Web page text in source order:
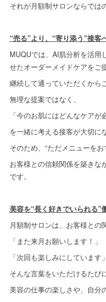
それが月額制サロンならでは
“売る”より、“寄り添う”接客
MUQUでは、AI肌分析を活用
せたオーダーメイドケアをご
継続して通っていただくからこ
無理な提案ではなく、
「今のお肌にはどんなケアが
を一緒に考える接客が大切に
そのため、“ただメニューをお
お客様との信頼関係を築きな
です。
美容を“長く好きでいられる”
月額制サロンは、お客様との
「また来月お願いします！」
「次回も楽しみにしています」
そんな言葉をいただけるたびに
美容の仕事の楽しさや、自分